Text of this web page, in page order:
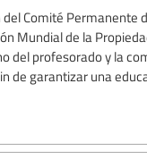
Comité Permanente
Mundial de la
del profesorado y la
de garantizar una